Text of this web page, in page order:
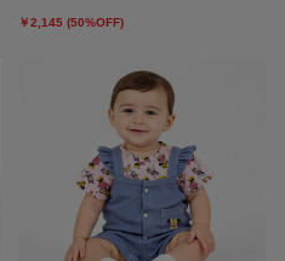
￥2,145 (50%OFF)